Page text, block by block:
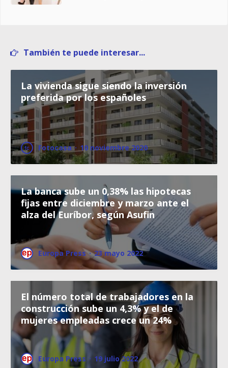
También te puede interesar...
La vivienda sigue siendo la inversión
preferida por los españoles
Fotocasa · 10 noviembre 2020
La banca sube un 0,38% las hipotecas
fijas entre diciembre y marzo ante el
alza del Euríbor, según Asufin
Europa Press · 23 mayo 2022
El número total de trabajadores en la
construcción sube un 4,3% y el de
mujeres empleadas crece un 24%
Europa Press · 19 julio 2022